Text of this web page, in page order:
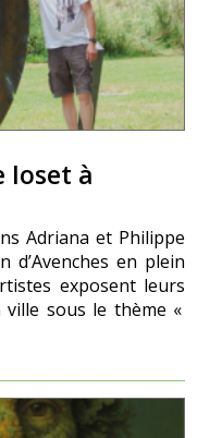
Ioset à
Adriana et Philippe
d’Avenches en plein
exposent leurs
sous le thème «